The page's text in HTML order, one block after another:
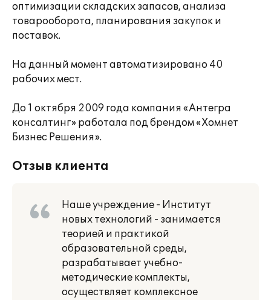
оптимизации складских запасов, анализа
товарооборота, планирования закупок и
поставок.
На данный момент автоматизировано 40
рабочих мест.
До 1 октября 2009 года компания «Антегра
консалтинг» работала под брендом «Хомнет
Бизнес Решения».
Отзыв клиента
Наше учреждение - Институт
новых технологий - занимается
теорией и практикой
образовательной среды,
разрабатывает учебно-
методические комплекты,
осуществляет комплексное